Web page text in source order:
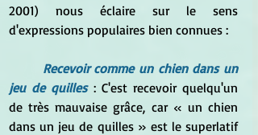
2001) nous éclaire sur le sens
d'expressions populaires bien connues :
Recevoir comme un chien dans un
jeu de quilles : C'est recevoir quelqu'un
de très mauvaise grâce, car « un chien
dans un jeu de quilles » est le superlatif